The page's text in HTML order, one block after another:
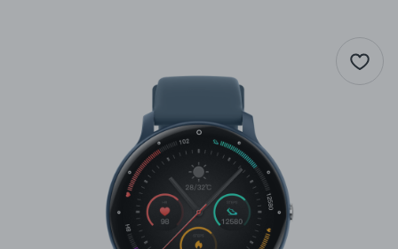
Klik supermarket
Sport i slobodno vrijeme
Ljepota i zdravlje